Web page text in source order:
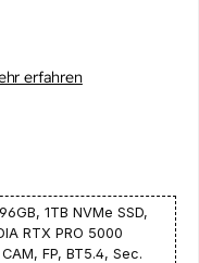
erfahren
1TB NVMe SSD,
RTX PRO 5000
FP, BT5.4, Sec.